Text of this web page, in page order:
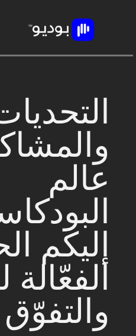
عالم
إليكم
الفعّالة
والتفوّق